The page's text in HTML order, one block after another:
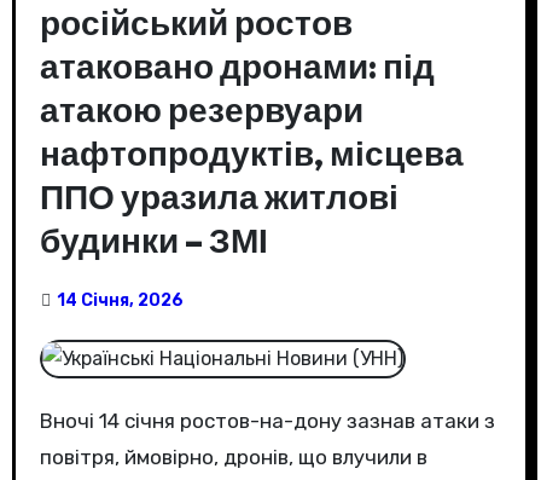
російський ростов
атаковано дронами: під
атакою резервуари
нафтопродуктів, місцева
ППО уразила житлові
будинки – ЗМІ
14 Січня, 2026
Вночі 14 січня ростов-на-дону зазнав атаки з
повітря, ймовірно, дронів, що влучили в